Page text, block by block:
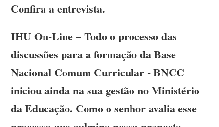
Confira a entrevista.
IHU On-Line – Todo o processo das
discussões para a formação da Base
Nacional Comum Curricular - BNCC
iniciou ainda na sua gestão no Ministério
da Educação. Como o senhor avalia esse